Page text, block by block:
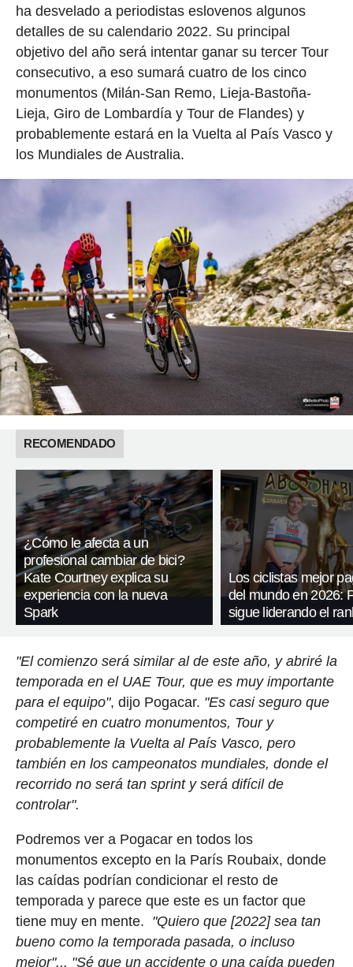
ha desvelado a periodistas eslovenos algunos
detalles de su calendario 2022. Su principal
objetivo del año será intentar ganar su tercer Tour
consecutivo, a eso sumará cuatro de los cinco
monumentos (Milán-San Remo, Lieja-Bastoña-
Lieja, Giro de Lombardía y Tour de Flandes) y
probablemente estará en la Vuelta al País Vasco y
los Mundiales de Australia.
RECOMENDADO
¿Cómo le afecta a un
profesional cambiar de bici?
Kate Courtney explica su
experiencia con la nueva
Spark
Los ciclistas mejor
del mundo en 2026:
sigue liderando el
"El comienzo será similar al de este año, y abriré la
temporada en el UAE Tour, que es muy importante
para el equipo", dijo Pogacar. "Es casi seguro que
competiré en cuatro monumentos, Tour y
probablemente la Vuelta al País Vasco, pero
también en los campeonatos mundiales, donde el
recorrido no será tan sprint y será difícil de
controlar".
Podremos ver a Pogacar en todos los
monumentos excepto en la París Roubaix, donde
las caídas podrían condicionar el resto de
temporada y parece que este es un factor que
tiene muy en mente. "Quiero que [2022] sea tan
bueno como la temporada pasada, o incluso
mejor"... "Sé que un accidente o una caída pueden